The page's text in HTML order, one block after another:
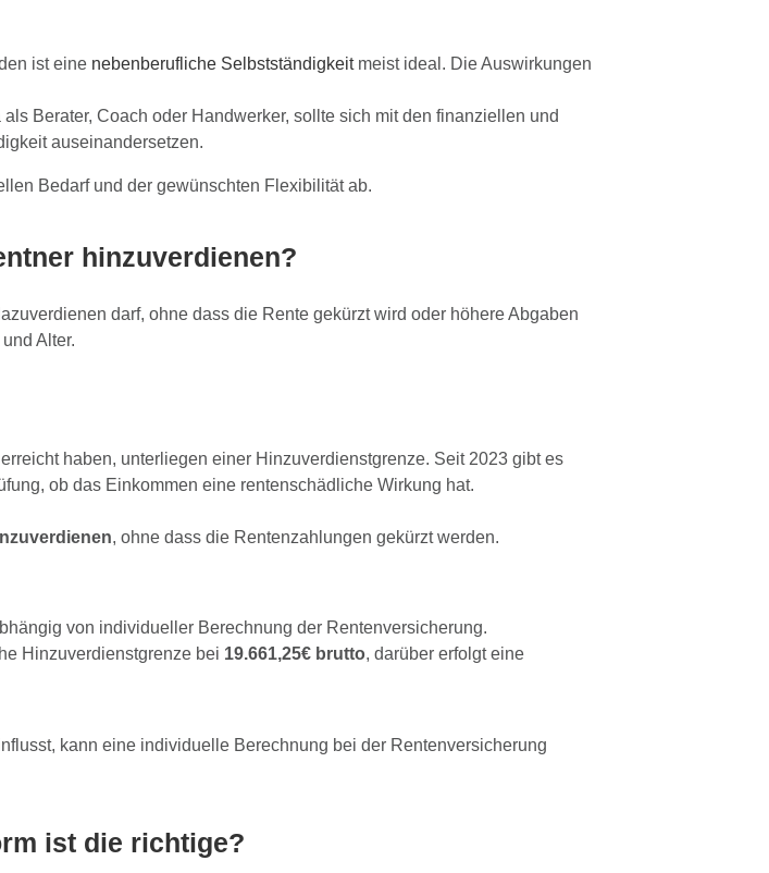
ist einenebenberufliche Selbstständigkeitmeist ideal. Die Auswirkungen
Berater, Coach oder Handwerker, sollte sich mit den finanziellen und
auseinandersetzen.
Bedarf und der gewünschten Flexibilität ab.
hinzuverdienen?
darf, ohne dass die Rente gekürzt wird oder höhere Abgaben
Alter.
haben, unterliegen einer Hinzuverdienstgrenze. Seit 2023 gibt es
ob das Einkommen eine rentenschädliche Wirkung hat.
, ohne dass die Rentenzahlungen gekürzt werden.
von individueller Berechnung der Rentenversicherung.
Hinzuverdienstgrenze bei 19.661,25€ brutto, darüber erfolgt eine
kann eine individuelle Berechnung bei der Rentenversicherung
ist die richtige?